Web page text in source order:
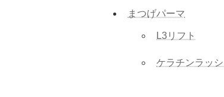
まつげパーマ
L3リフト
ケラチンラッ